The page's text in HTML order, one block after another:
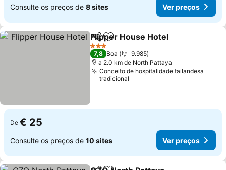
Consulte os preços de 8 sites Ver preços
PartilharAdicionar aos favoritos
Flipper House Hotel
3 Estrelas
7,8 Boa
9.985
a 2.0 km de North Pattaya
Conceito de hospitalidade tailandesa
tradicional
De € 25
Consulte os preços de 10 sites Ver preços